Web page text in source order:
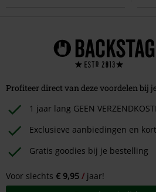
Profiteer direct van deze voordelen bij
1 jaar lang GEEN
Exclusieve aanbiedingen en
Gratis goodies bij je bestelling
Voor slechts € 9,95 jaar!